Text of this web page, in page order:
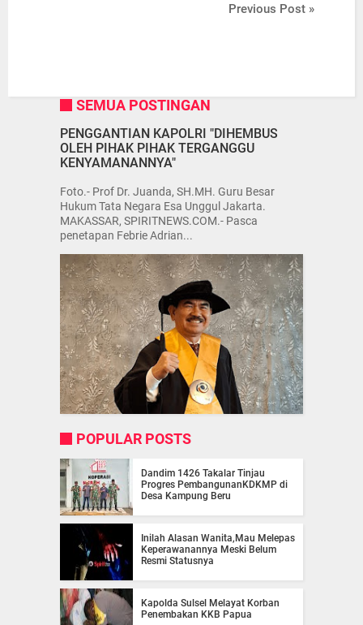
Previous Post »
SEMUA POSTINGAN
PENGGANTIAN KAPOLRI "DIHEMBUS
OLEH PIHAK PIHAK TERGANGGU
KENYAMANANNYA"
Foto.- Prof Dr. Juanda, SH.MH. Guru Besar
Hukum Tata Negara Esa Unggul Jakarta.
MAKASSAR, SPIRITNEWS.COM.- Pasca
penetapan Febrie Adrian...
POPULAR POSTS
Dandim 1426 Takalar Tinjau
Progres PembangunanKDKMP di
Desa Kampung Beru
Inilah Alasan Wanita,Mau Melepas
Keperawanannya Meski Belum
Resmi Statusnya
Kapolda Sulsel Melayat Korban
Penembakan KKB Papua